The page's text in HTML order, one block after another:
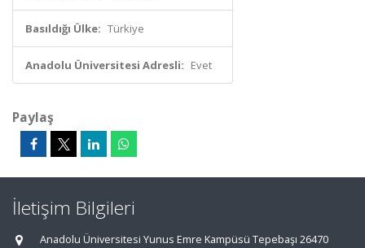
Basıldığı Ülke: Türkiye
Anadolu Üniversitesi Adresli: Evet
Paylaş
İletişim Bilgileri
Anadolu Üniversitesi Yunus Emre Kampüsü Tepebaşı 26470